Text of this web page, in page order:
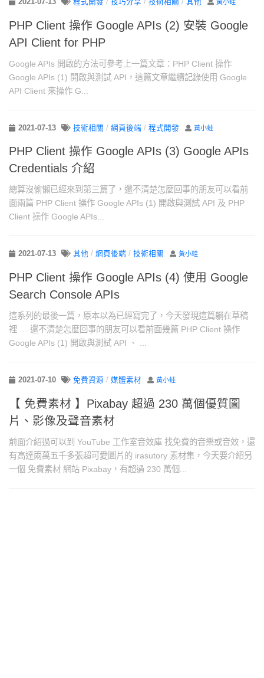
黃小蛙
PHP Client 操作 Google APIs (2) 安裝 Google
API Client for PHP
Google APIs 開啟的方法可參考上一篇文章：PHP Client 操作
Google APIs (1) 開啟與測試 API，這篇文章繼續記錄使用 Google
API Client 來操作 G...
2021-07-13 技術相關 / 網頁後端 / 程式開發 黃小蛙
PHP Client 操作 Google APIs (3) Google APIs
Credentials 介紹
總算沒偷懶已經來到第三篇了，還不清楚怎麼回事的朋友可以看前
面兩篇 PHP Client 操作 Google APIs (1) 開啟與測試 API 及 PHP
Client 操作 Google APIs...
2021-07-13 其他 / 網頁後端 / 技術相關 黃小蛙
PHP Client 操作 Google APIs (4) 使用 Google
Search Console APIs
這系列的最後一篇，原本以為已經寫完了，今天發現這篇躺在草稿
裡 … 還不清楚怎麼回事的朋友可以看前面幾篇 PHP Client 操作
Google APIs (1) 開啟與測試 API 、 ...
2021-07-10 免費資源 / 媒體素材 黃小蛙
【 免費素材 】Pixabay 超過 230 萬個優質圖
片、影像及聲音素材
前面介紹過可以到 YouTube 工作室音效庫 找免費的音樂或音效，還
有高達兩萬五千多張超可愛圖片的 irasutory 素材集，今天要介紹另
一個 免費素材 網站 Pixabay，有超過 230 萬個...